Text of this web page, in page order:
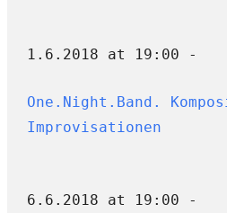
1.6.2018 at 19:00 -
One.Night.Band.
Improvisationen
6.6.2018 at 19:00 -